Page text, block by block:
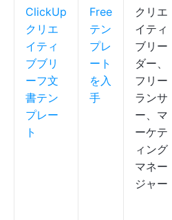
ClickUp
クリエ
イティ
ブブリ
ーフ文
書テン
プレー
ト
Free
テン
プレ
ート
を入
手
クリエ
イティ
ブリー
ダー、
フリー
ランサ
ー、マ
ーケテ
ィング
マネー
ジャー